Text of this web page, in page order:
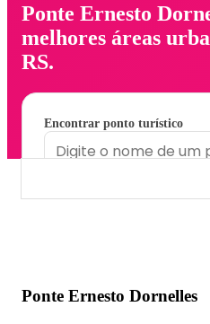
Ponte Ernesto
melhores áreas
RS.
Encontrar ponto turístico
Ponte Ernesto Dornelles